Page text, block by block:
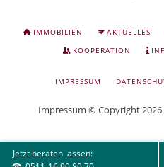
Jetzt beraten lassen:
Anlage
und
NAVIGATION
ÜBERSPRINGEN
IMMOBILIEN AKTUELLES
KOOPERATION
IMPRESSUM
Impressum © Copyright 2026